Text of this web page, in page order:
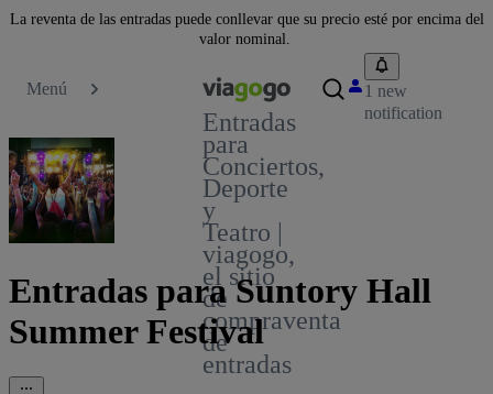
La reventa de las entradas puede conllevar que su precio esté por encima del
valor nominal.
Menú
Entradas
para
Conciertos,
Deporte
y
Teatro |
viagogo,
el sitio
de
compraventa
de
entradas
1 new
notification
Entradas para Suntory Hall
Summer Festival